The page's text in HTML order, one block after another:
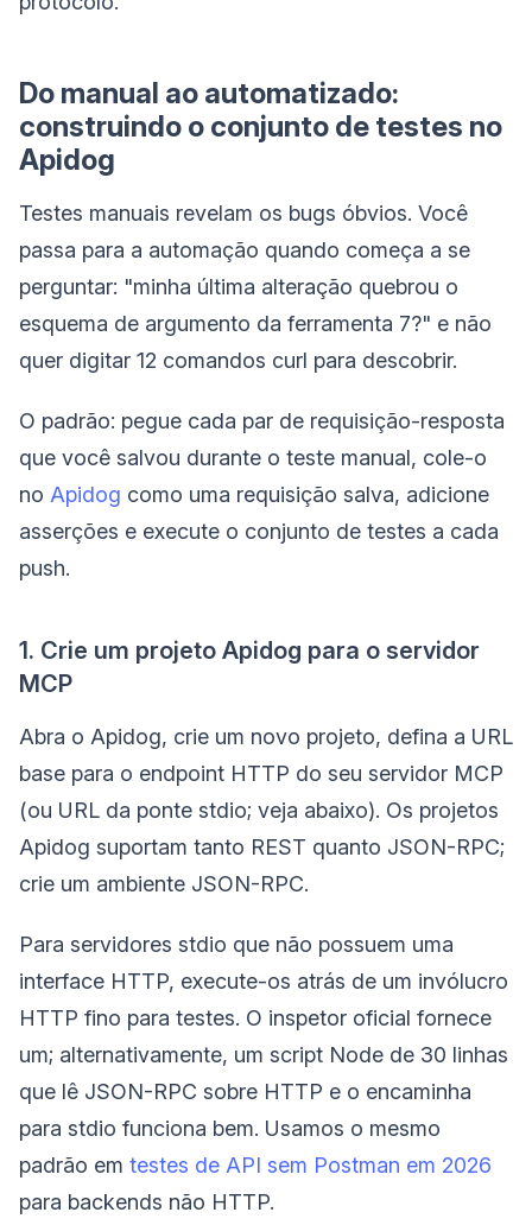
Do manual ao automatizado:
construindo o conjunto de testes no
Apidog
Testes manuais revelam os bugs óbvios. Você
passa para a automação quando começa a se
perguntar: "minha última alteração quebrou o
esquema de argumento da ferramenta 7?" e não
quer digitar 12 comandos curl para descobrir.
O padrão: pegue cada par de requisição-resposta
que você salvou durante o teste manual, cole-o
no Apidog como uma requisição salva, adicione
asserções e execute o conjunto de testes a cada
push.
1. Crie um projeto Apidog para o servidor
MCP
Abra o Apidog, crie um novo projeto, defina a URL
base para o endpoint HTTP do seu servidor MCP
(ou URL da ponte stdio; veja abaixo). Os projetos
Apidog suportam tanto REST quanto JSON-RPC;
crie um ambiente JSON-RPC.
Para servidores stdio que não possuem uma
interface HTTP, execute-os atrás de um invólucro
HTTP fino para testes. O inspetor oficial fornece
um; alternativamente, um script Node de 30 linhas
que lê JSON-RPC sobre HTTP e o encaminha
para stdio funciona bem. Usamos o mesmo
padrão em testes de API sem Postman em 2026
para backends não HTTP.